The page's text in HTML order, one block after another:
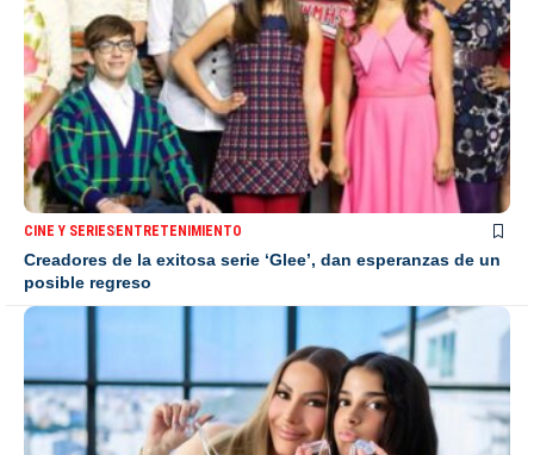
CINE Y SERIESENTRETENIMIENTO
Creadores de la exitosa serie ‘Glee’, dan esperanzas de un
posible regreso